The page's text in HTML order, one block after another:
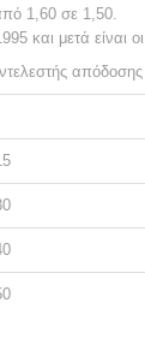
1,60 σε 1,50.
και μετά είναι οι
απόδοσης